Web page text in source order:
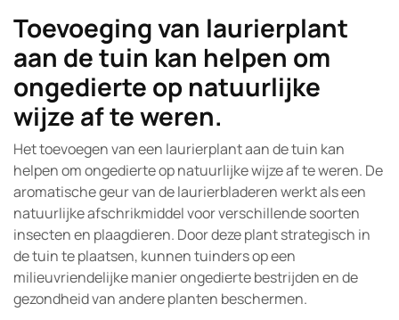
Toevoeging van laurierplant
aan de tuin kan helpen om
ongedierte op natuurlijke
wijze af te weren.
Het toevoegen van een laurierplant aan de tuin kan
helpen om ongedierte op natuurlijke wijze af te weren. De
aromatische geur van de laurierbladeren werkt als een
natuurlijke afschrikmiddel voor verschillende soorten
insecten en plaagdieren. Door deze plant strategisch in
de tuin te plaatsen, kunnen tuinders op een
milieuvriendelijke manier ongedierte bestrijden en de
gezondheid van andere planten beschermen.